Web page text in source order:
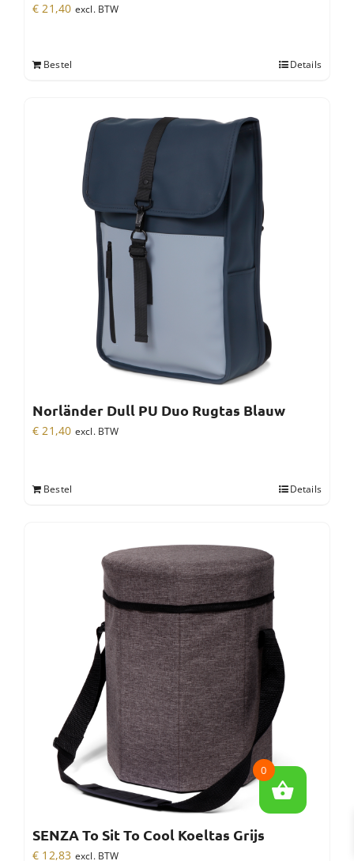
€ 21,40 excl. BTW
Bestel Details
Norländer Dull PU Duo Rugtas Blauw
€ 21,40 excl. BTW
Bestel Details
SENZA To Sit To Cool Koeltas Grijs
€ 12,83 excl. BTW
0